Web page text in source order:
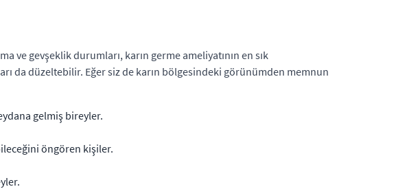
ve gevşeklik durumları, karın germe ameliyatının en sık
da düzeltebilir. Eğer siz de karın bölgesindeki görünümden memnun
gelmiş bireyler.
öngören kişiler.